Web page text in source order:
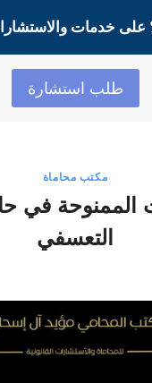
طلب استشارة
مكتب محاماة
الممنوحة في
التعسفي